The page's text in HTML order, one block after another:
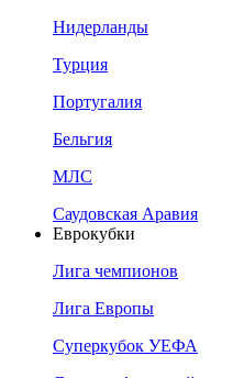
Нидерланды
Турция
Португалия
Бельгия
МЛС
Саудовская Аравия
Еврокубки
Лига чемпионов
Лига Европы
Суперкубок УЕФА